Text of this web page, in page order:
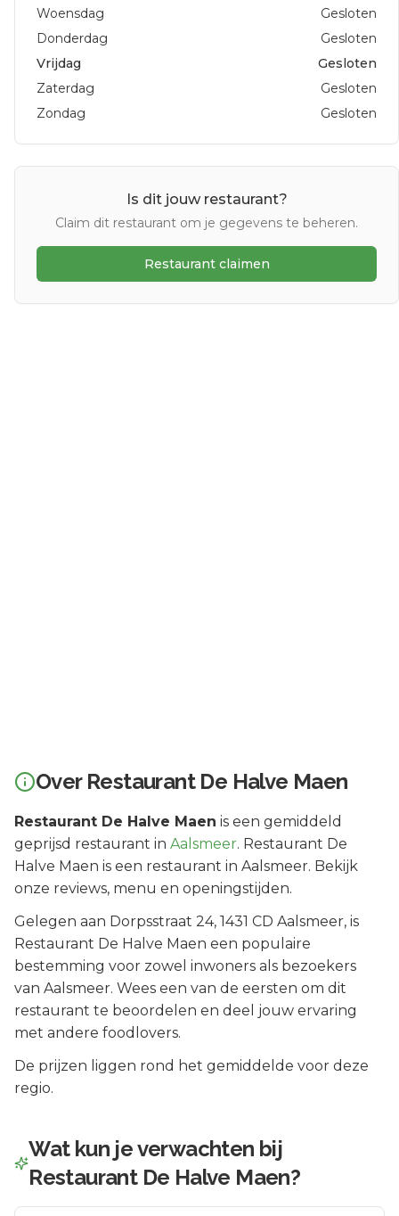
Woensdag
Gesloten
Donderdag
Gesloten
Vrijdag
Gesloten
Zaterdag
Gesloten
Zondag
Gesloten
Is dit jouw restaurant?
Claim dit restaurant om je gegevens te beheren.
Restaurant claimen
Over Restaurant De Halve Maen
Restaurant De Halve Maen is een gemiddeld
geprijsd restaurant in Aalsmeer. Restaurant De
Halve Maen is een restaurant in Aalsmeer. Bekijk
onze reviews, menu en openingstijden.
Gelegen aan Dorpsstraat 24, 1431 CD Aalsmeer, is
Restaurant De Halve Maen een populaire
bestemming voor zowel inwoners als bezoekers
van Aalsmeer. Wees een van de eersten om dit
restaurant te beoordelen en deel jouw ervaring
met andere foodlovers.
De prijzen liggen rond het gemiddelde voor deze
regio.
Wat kun je verwachten bij
Restaurant De Halve Maen?